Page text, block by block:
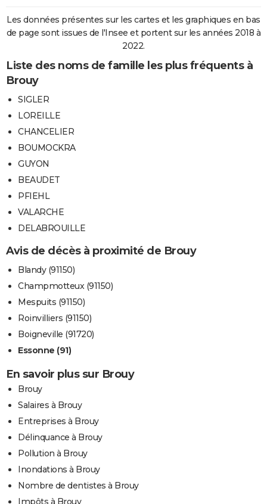
Les données présentes sur les cartes et les graphiques en bas
de page sont issues de l'Insee et portent sur les années 2018 à
2022.
Liste des noms de famille les plus fréquents à
Brouy
SIGLER
LOREILLE
CHANCELIER
BOUMOCKRA
GUYON
BEAUDET
PFIEHL
VALARCHE
DELABROUILLE
Avis de décès à proximité de Brouy
Blandy (91150)
Champmotteux (91150)
Mespuits (91150)
Roinvilliers (91150)
Boigneville (91720)
Essonne (91)
En savoir plus sur Brouy
Brouy
Salaires à Brouy
Entreprises à Brouy
Délinquance à Brouy
Pollution à Brouy
Inondations à Brouy
Nombre de dentistes à Brouy